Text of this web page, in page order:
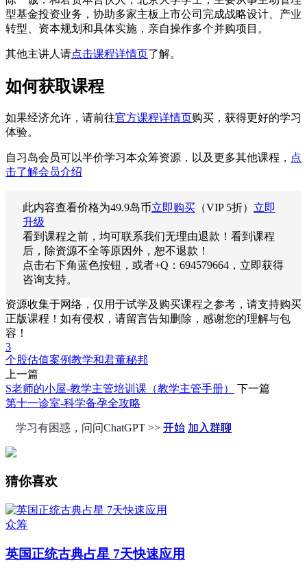
型基金投资业务，协助多家主板上市公司完成战略设计、产业
转型、资本规划和具体实施，亲自操作多个并购项目。
其他主讲人请点击课程详情页了解。
如何获取课程
如果经济允许，请前往官方课程详情页购买，获得更好的学习
体验。
自习岛会员可以半价学习本众筹资源，以及更多其他课程， 点
击了解会员介绍
此内容查看价格为49.9岛币立即购买 （VIP 5折） 立即
升级
看到课程之前，均可联系我们无理由退款！看到课程
后，除资源不全等原因外，恕不退款！
点击右下角蓝色按钮，或者+Q：694579664，立即获得
咨询支持。
资源收集于网络，仅用于试学及购买课程之参考，请支持购买
正版课程！如有侵权，请留言告知删除，感谢您的理解与包
容！
3
个股估值案例教学和君董秘邦
上一篇
S老师的小屋-教学主管培训课（教学主管手册）
下一篇
第十一诊室-科学备孕全攻略
学习有困惑，问问ChatGPT >> 开始 加入群聊
猜你喜欢
众筹
英国正统古典占星 7天快速应用